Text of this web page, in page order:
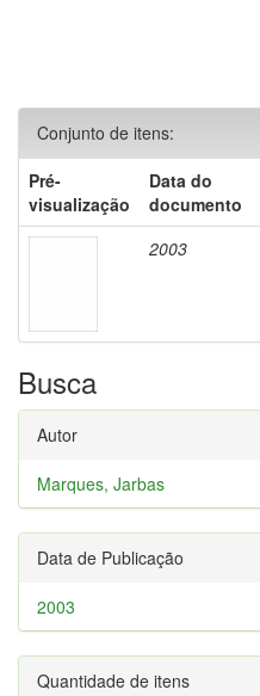
Conjunto de itens:
Pré-
visualização
Data do
documento
2003
Busca
Autor
Marques, Jarbas
Data de Publicação
2003
Quantidade de itens